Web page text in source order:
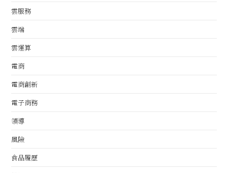
雲服務
雲端
雲運算
電商
電商創新
電子商務
領導
風險
食品履歷